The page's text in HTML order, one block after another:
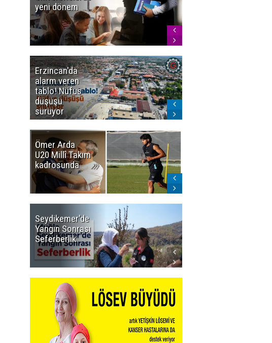
yeni dönem
Erzincan'da
alarm veren
tablo! Nüfus
düşüşü
sürüyor
Ömer Arda
U20 Millî Takım
kadrosunda
Seydikemer'de
Yangın Sonrası
Seferberlik